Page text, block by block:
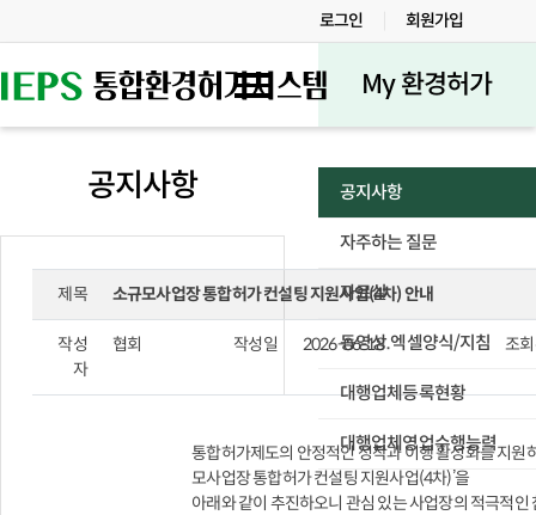
로그인 회원가입
My 환경허가
공지사항
제목 소규모사업장 통합허가 컨설팅 지원사업(4차) 안내
작성
자
협회 작성일 2026-06-18 조
통합허가제도의 안정적인 정착과 이행 활성화를 지원
모사업장 통합허가 컨설팅 지원사업(4차)’을
아래와 같이 추진하오니 관심 있는 사업장의 적극적인
공지사항
자주하는 질문
자료실
동영상.엑셀양식/지침
대행업체등록현황
대행업체영업수행능력